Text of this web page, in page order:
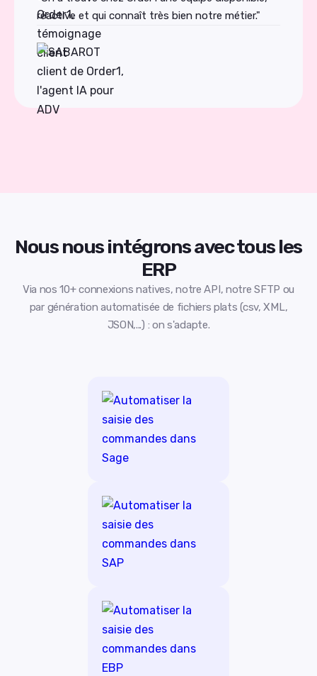
réactive et qui connaît très bien notre métier."
Nous nous intégrons avec tous les
ERP
Via nos 10+ connexions natives, notre API, notre SFTP ou
par génération automatisée de fichiers plats (csv, XML,
JSON,...) : on s'adapte.